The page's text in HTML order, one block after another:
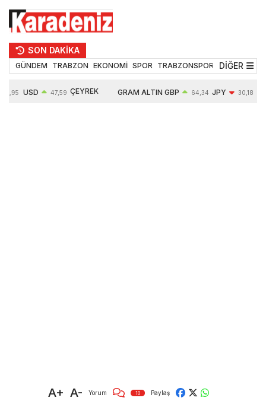
SON DAKİKA
GÜNDEM TRABZON EKONOMİ SPOR TRABZONSPOR TEKNOLOJİ
DİĞER
USD 47,59 ÇEYREK GRAM ALTIN GBP 64,34 JPY 30,18
A+ A- Yorum 10 Paylaş